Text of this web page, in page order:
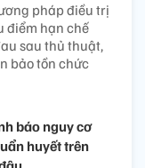
pháp điều trị
điểm hạn chế
sau thủ thuật,
bảo tồn chức
báo nguy cơ
huyết trên